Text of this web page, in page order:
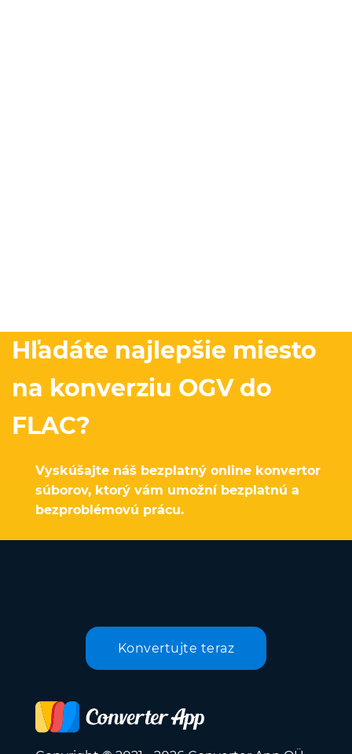
Hľadáte najlepšie miesto
na konverziu OGV do
FLAC?
Vyskúšajte náš bezplatný online konvertor
súborov, ktorý vám umožní bezplatnú a
bezproblémovú prácu.
Konvertujte teraz